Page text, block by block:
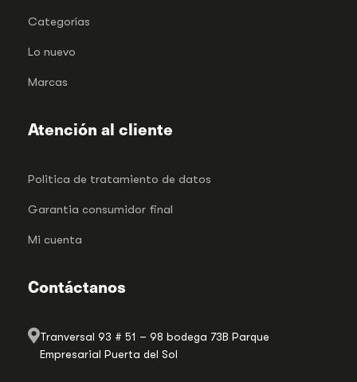
Categorías
Lo nuevo
Marcas
Atención al cliente
Politica de tratamiento de datos
Garantia consumidor final
Mi cuenta
Contáctanos
Tranversal 93 # 51 – 98 bodega 73B Parque
Empresarial Puerta del Sol